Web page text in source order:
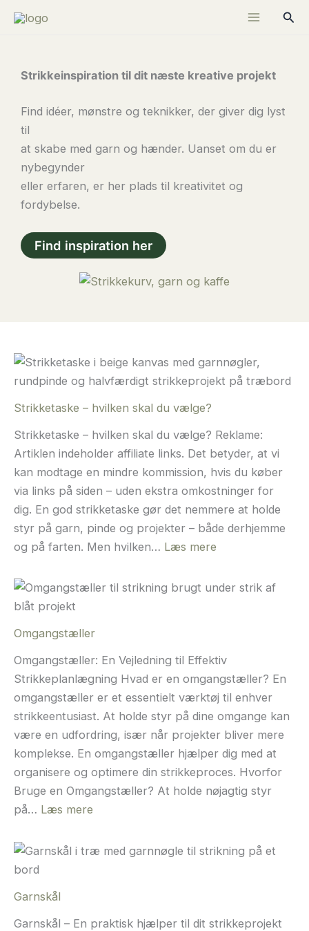
Søg
Strikkeinspiration til dit næste kreative projekt
Find idéer, mønstre og teknikker, der giver dig lyst
til
at skabe med garn og hænder. Uanset om du er
nybegynder
eller erfaren, er her plads til kreativitet og
fordybelse.
Find inspiration her
Strikketaske – hvilken skal du vælge?
Strikketaske – hvilken skal du vælge? Reklame:
Artiklen indeholder affiliate links. Det betyder, at vi
kan modtage en mindre kommission, hvis du køber
via links på siden – uden ekstra omkostninger for
dig. En god strikketaske gør det nemmere at holde
styr på garn, pinde og projekter – både derhjemme
og på farten. Men hvilken… Læs mere
–
vælge?
Omgangstæller
Omgangstæller: En Vejledning til Effektiv
Strikkeplanlægning Hvad er en omgangstæller? En
omgangstæller er et essentielt værktøj til enhver
strikkeentusiast. At holde styr på dine omgange kan
være en udfordring, især når projekter bliver mere
komplekse. En omgangstæller hjælper dig med at
organisere og optimere din strikkeproces. Hvorfor
Bruge en Omgangstæller? At holde nøjagtig styr
på… Læs mere
Garnskål
Garnskål – En praktisk hjælper til dit strikkeprojekt